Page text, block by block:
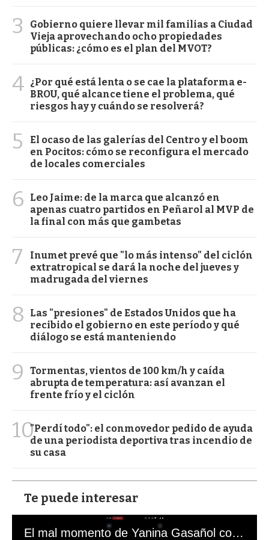
3
Gobierno quiere llevar mil familias a Ciudad
Vieja aprovechando ocho propiedades
públicas: ¿cómo es el plan del MVOT?
4 ¿Por qué está lenta o se cae la plataforma e-
BROU, qué alcance tiene el problema, qué
riesgos hay y cuándo se resolverá?
5
El ocaso de las galerías del Centro y el boom
en Pocitos: cómo se reconfigura el mercado
de locales comerciales
6
Leo Jaime: de la marca que alcanzó en
apenas cuatro partidos en Peñarol al MVP de
la final con más que gambetas
7
Inumet prevé que "lo más intenso" del ciclón
extratropical se dará la noche del jueves y
madrugada del viernes
8
Las "presiones" de Estados Unidos que ha
recibido el gobierno en este período y qué
diálogo se está manteniendo
9
Tormentas, vientos de 100 km/h y caída
abrupta de temperatura: así avanzan el
frente frío y el ciclón
10"Perdí todo": el conmovedor pedido de ayuda
de una periodista deportiva tras incendio de
su casa
Te puede interesar
El mal momento de Yanina Gasañol con un hincha argentino en "Subrayado"